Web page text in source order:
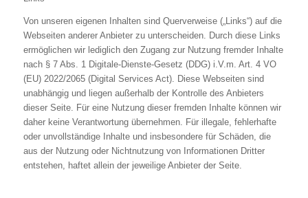
Von unseren eigenen Inhalten sind Querverweise („Links“) auf die
Webseiten anderer Anbieter zu unterscheiden. Durch diese Links
ermöglichen wir lediglich den Zugang zur Nutzung fremder Inhalte
nach § 7 Abs. 1 Digitale-Dienste-Gesetz (DDG) i.V.m. Art. 4 VO
(EU) 2022/2065 (Digital Services Act). Diese Webseiten sind
unabhängig und liegen außerhalb der Kontrolle des Anbieters
dieser Seite. Für eine Nutzung dieser fremden Inhalte können wir
daher keine Verantwortung übernehmen. Für illegale, fehlerhafte
oder unvollständige Inhalte und insbesondere für Schäden, die
aus der Nutzung oder Nichtnutzung von Informationen Dritter
entstehen, haftet allein der jeweilige Anbieter der Seite.